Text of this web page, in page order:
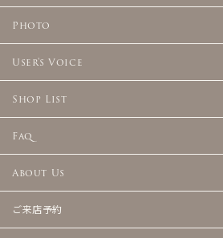
Photo
User's Voice
Shop List
Faq
About Us
ご来店予約